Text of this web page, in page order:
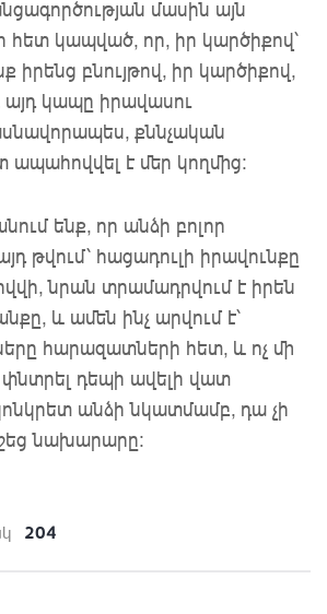
մասին այն
հետ կապված, որ, իր կարծիքով՝
իրենց բնույթով, իր կարծիքով,
կապը իրավասու
քննչական
ապահովվել է մեր կողմից:
ենք, որ անձի բոլոր
թվում՝ հացադուլի իրավունքը
նրան տրամադրվում է իրեն
և ամեն ինչ արվում է՝
հարազատների հետ, և ոչ մի
փնտրել դեպի ավելի վատ
անձի նկատմամբ, դա չի
նախարարը:
204